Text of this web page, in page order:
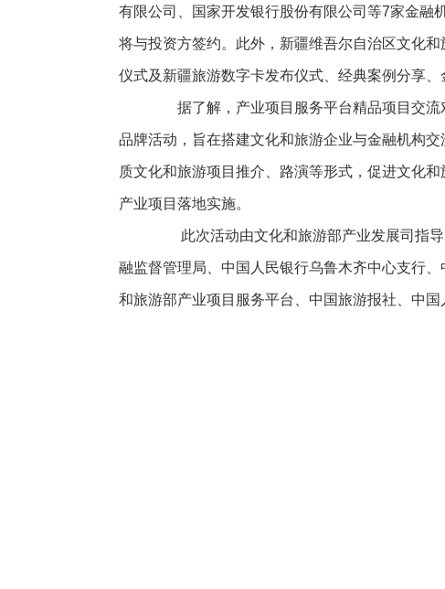
有限公司、国家开发银行股份有限公司等7家金融
将与投资方签约。此外，新疆维吾尔自治区文化
仪式及新疆旅游数字卡发布仪式、经典案例分享、
据了解，产业项目服务平台精品项目交流
品牌活动，旨在搭建文化和旅游企业与金融机构
质文化和旅游项目推介、路演等形式，促进文化
产业项目落地实施。
此次活动由文化和旅游部产业发展司指导
融监督管理局、中国人民银行乌鲁木齐中心支行
和旅游部产业项目服务平台、中国旅游报社、中国